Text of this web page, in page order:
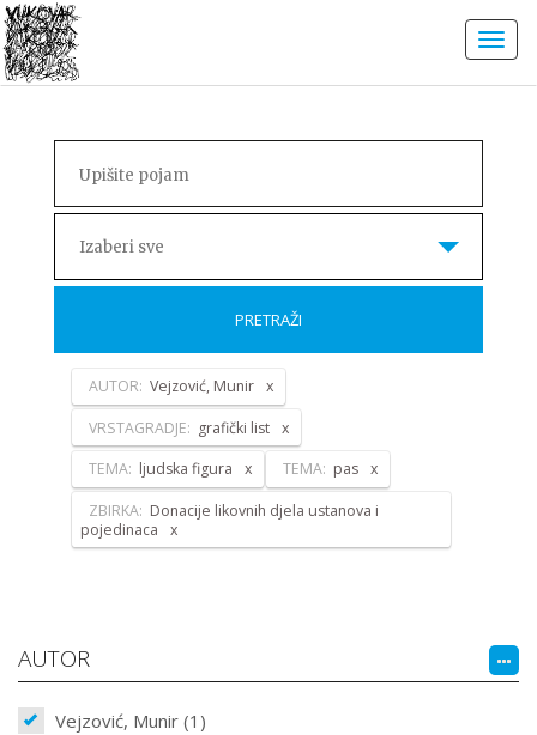
Izaberi sve
PRETRAŽI
AUTOR: Vejzović, Munir
VRSTAGRADJE: grafički list
TEMA: ljudska figura TEMA: pas
ZBIRKA: Donacije likovnih djela ustanova i
pojedinaca
AUTOR
Vejzović, Munir (1)